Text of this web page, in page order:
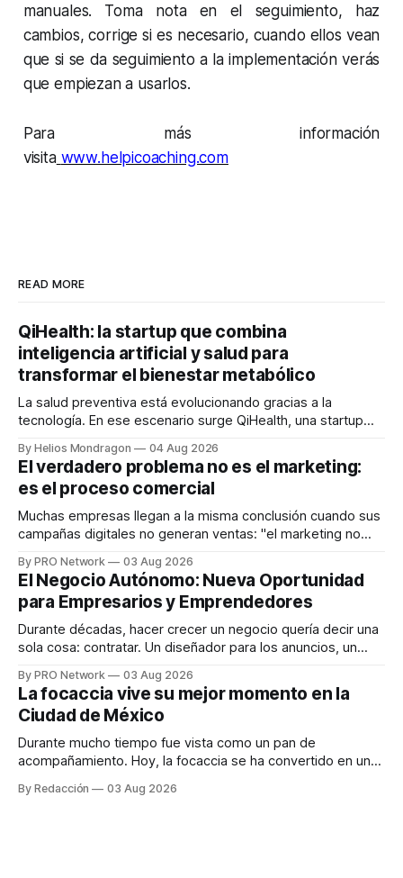
manuales. Toma nota en el seguimiento, haz
cambios, corrige si es necesario, cuando ellos vean
que si se da seguimiento a la implementación verás
que empiezan a usarlos.
Para más información
visita www.helpicoaching.com
READ MORE
QiHealth: la startup que combina
inteligencia artificial y salud para
transformar el bienestar metabólico
La salud preventiva está evolucionando gracias a la
tecnología. En ese escenario surge QiHealth, una startup
dispositivos inteligentes, inteligencia artificial y monitoreo
en tiempo real para ayudar a las personas a tomar mejores
decisiones sobre su salud metabólica. Su propuesta busca
responder
By Helios Mondragon 04 Aug 2026
El verdadero problema no es el marketing:
es el proceso comercial
Muchas empresas llegan a la misma conclusión cuando sus
campañas digitales no generan ventas: "el marketing no
INTERIUS, el problema suele estar en otro lugar. Durante
una entrevista para el podcast SER PRO, el especialista en
marketing digital explicó que
By PRO Network 03 Aug 2026
El Negocio Autónomo: Nueva Oportunidad
para Empresarios y Emprendedores
Durante décadas, hacer crecer un negocio quería decir una
sola cosa: contratar. Un diseñador para los anuncios, un
para los textos, alguien que supiera de publicidad digital
para encontrar prospectos, un vendedor para atender
llamadas y mensajes, y —con suerte— una persona
By PRO Network 03 Aug 2026
La focaccia vive su mejor momento en la
Ciudad de México
Durante mucho tiempo fue vista como un pan de
acompañamiento. Hoy, la focaccia se ha convertido en uno
artesanal, ingredientes de calidad y experiencias que
By Redacción 03 Aug 2026